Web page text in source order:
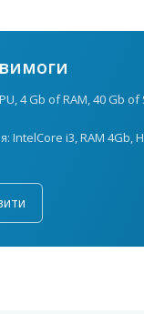
4 Gb of RAM, 40 Gb of
IntelCore i3, RAM 4Gb,